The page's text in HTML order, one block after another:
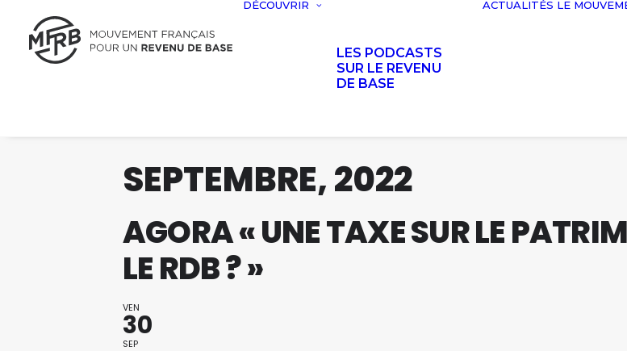
DÉCOUVRIR
LES PODCASTS
SUR LE REVENU
DE BASE
ACTUALITÉS LE
SEPTEMBRE, 2022
AGORA « UNE TAXE SUR LE
LE RDB ? »
VEN
30
SEP